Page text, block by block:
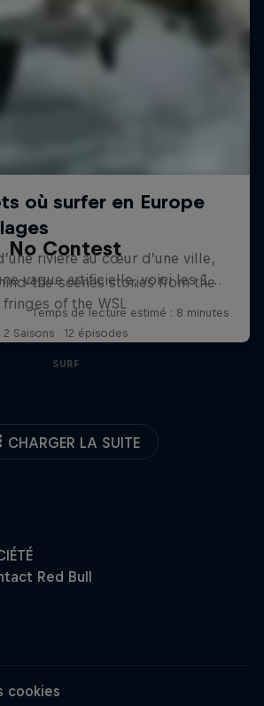
No Contest
the-scenes stories from the
fringes of the WSL
2 Saisons · 12 épisodes
SURF
CHARGER LA SUITE